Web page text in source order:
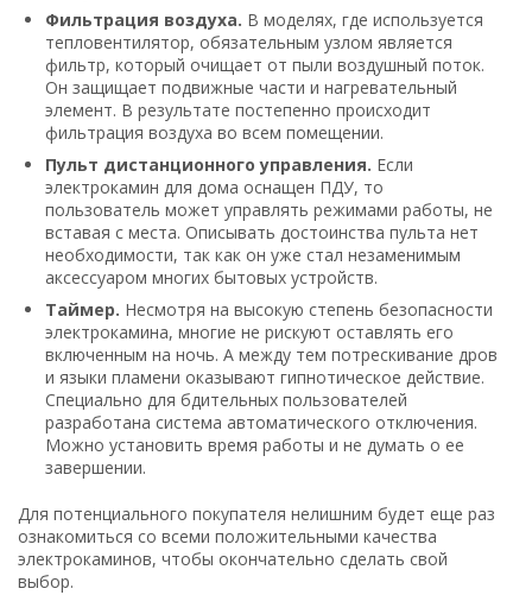
Фильтрация воздуха. В моделях, где используется
тепловентилятор, обязательным узлом является
фильтр, который очищает от пыли воздушный поток.
Он защищает подвижные части и нагревательный
элемент. В результате постепенно происходит
фильтрация воздуха во всем помещении.
Пульт дистанционного управления. Если
электрокамин для дома оснащен ПДУ, то
пользователь может управлять режимами работы, не
вставая с места. Описывать достоинства пульта нет
необходимости, так как он уже стал незаменимым
аксессуаром многих бытовых устройств.
Таймер. Несмотря на высокую степень безопасности
электрокамина, многие не рискуют оставлять его
включенным на ночь. А между тем потрескивание дров
и языки пламени оказывают гипнотическое действие.
Специально для бдительных пользователей
разработана система автоматического отключения.
Можно установить время работы и не думать о ее
завершении.
Для потенциального покупателя нелишним будет еще раз
ознакомиться со всеми положительными качества
электрокаминов, чтобы окончательно сделать свой
выбор.